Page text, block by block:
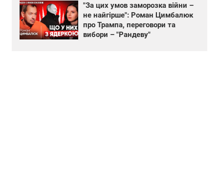
"За цих умов заморозка війни –
не найгірше": Роман Цимбалюк
про Трампа, переговори та
вибори – "Рандеву"